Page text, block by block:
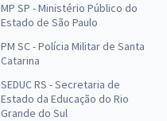
MP SP - Ministério Público do
Estado de São Paulo
PM SC - Polícia Militar de Santa
Catarina
SEDUC RS - Secretaria de
Estado da Educação do Rio
Grande do Sul